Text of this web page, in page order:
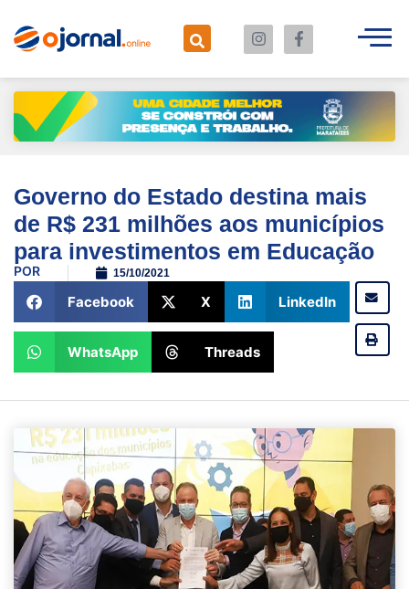
Governo do Estado destina mais
de R$ 231 milhões aos municípios
para investimentos em Educação
POR 15/10/2021
Facebook X LinkedIn
WhatsApp Threads